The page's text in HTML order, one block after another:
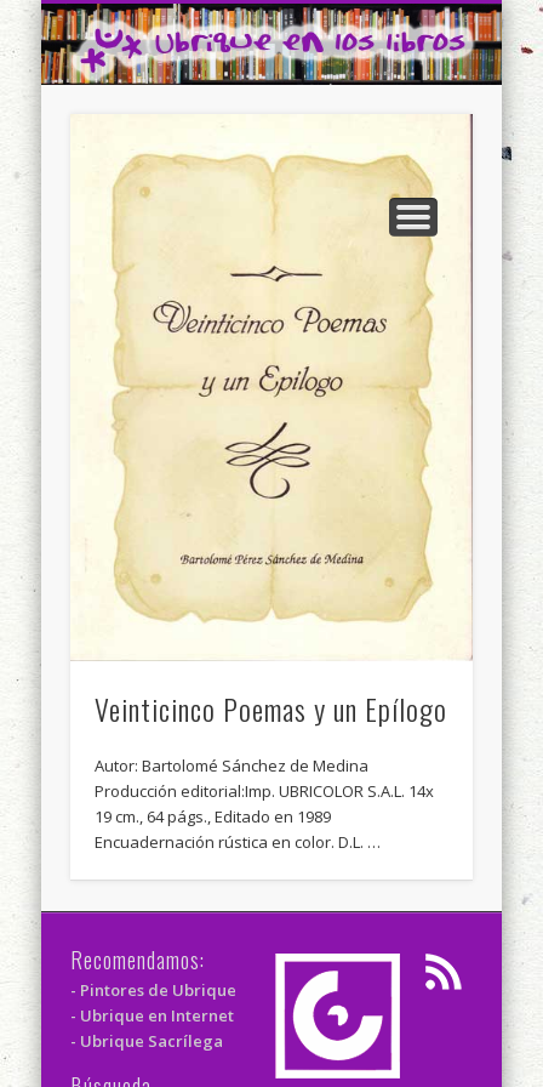
Ubrique en los libros
INICIO
CONTACTO
Veinticinco Poemas y un Epílogo
Autor: Bartolomé Sánchez de Medina
Producción editorial:Imp. UBRICOLOR S.A.L. 14x
19 cm., 64 págs., Editado en 1989
Encuadernación rústica en color. D.L. …
Recomendamos:
- Pintores de Ubrique
- Ubrique en Internet
- Ubrique Sacrílega